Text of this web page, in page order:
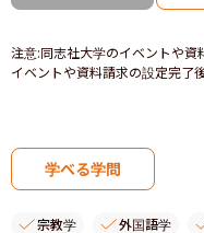
注意:同志社大学のイベントや
イベントや資料請求の設定完了
学べる学問
宗教学 外国語学